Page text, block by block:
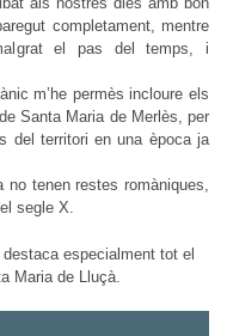
completament, mentre
el pas del temps, i
m’he permès incloure els
Santa Maria de Merlès, per
del territori en una època ja
no tenen restes romàniques,
segle X.
especialment tot el
Maria de Lluçà.